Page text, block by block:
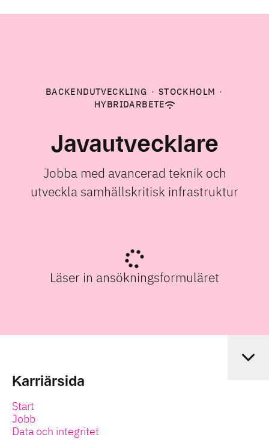
BACKENDUTVECKLING · STOCKHOLM ·
HYBRIDARBETE
Javautvecklare
Jobba med avancerad teknik och
utveckla samhällskritisk infrastruktur
Läser in ansökningsformuläret
Karriärsida
Start
Jobb
Data och integritet